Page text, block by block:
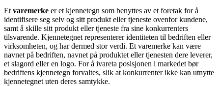
Et varemerke er et kjennetegn som benyttes av et foretak for å
identifisere seg selv og sitt produkt eller tjeneste ovenfor kundene,
samt å skille sitt produkt eller tjeneste fra sine konkurrenters
tilsvarende. Kjennetegnet representerer identiteten til bedriften eller
virksomheten, og har dermed stor verdi. Et varemerke kan være
navnet på bedriften, navnet på produktet eller tjenesten dere leverer,
et slagord eller en logo. For å ivareta posisjonen i markedet bør
bedriftens kjennetegn forvaltes, slik at konkurrenter ikke kan utnytte
kjennetegnet uten deres samtykke.